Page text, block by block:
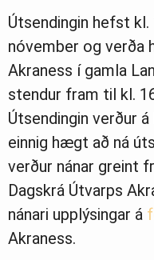
Útsendingin hefst
nóvember og verða
Akraness í gamla
stendur fram til kl.
Útsendingin verður
einnig hægt að ná
verður nánar greint
Dagskrá Útvarps
nánari upplýsingar á
Akraness.